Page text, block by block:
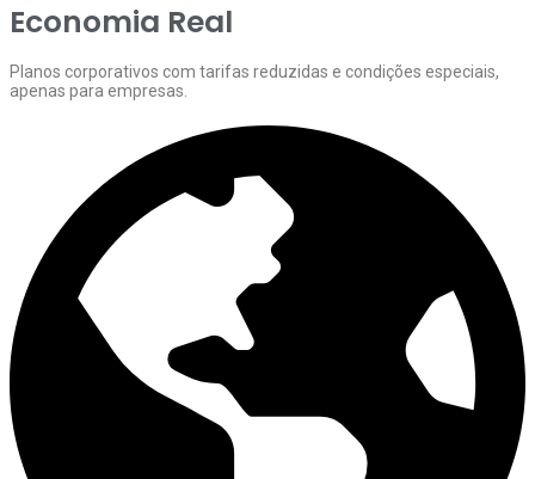
Economia Real
Planos corporativos com tarifas reduzidas e condições especiais,
apenas para empresas.